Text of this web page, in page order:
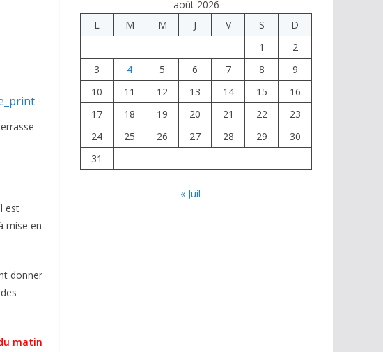
est
mise en
donner
matin
août 2026
L
M M J V S
D
1
2
3
4 5 6 7 8
9
10
11 12 13 14 15
16
17
18 19 20 21 22
23
24
25 26 27 28 29
30
31
« Juil